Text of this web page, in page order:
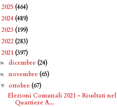
2025 (464)
2024 (489)
2023 (199)
2022 (283)
2021 (397)
► dicembre (24)
►novembre (65)
▼ ottobre (67)
Elezioni Comunali 2021 - Risultati nel
Quartiere A...